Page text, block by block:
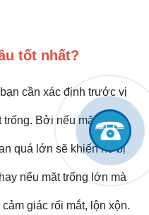
tốt nhất?
cần xác định trước vị
Bởi nếu mặt trống
quá lớn sẽ khiến nó bị
nếu mặt trống lớn mà
giác rối mắt, lộn xộn.